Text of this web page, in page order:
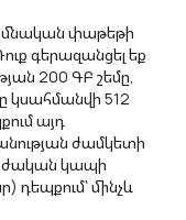
փաթեթի
գերազանցել եք
200 ԳԲ շեմը,
կսահմանվի 512
այդ
ժամկետի
կապի
մինչև